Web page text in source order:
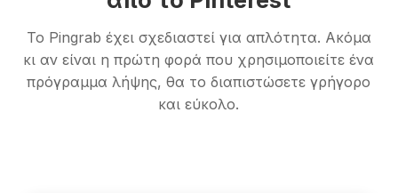
Το Pingrab έχει σχεδιαστεί για απλότητα. Ακόμα
κι αν είναι η πρώτη φορά που χρησιμοποιείτε ένα
πρόγραμμα λήψης, θα το διαπιστώσετε γρήγορο
και εύκολο.